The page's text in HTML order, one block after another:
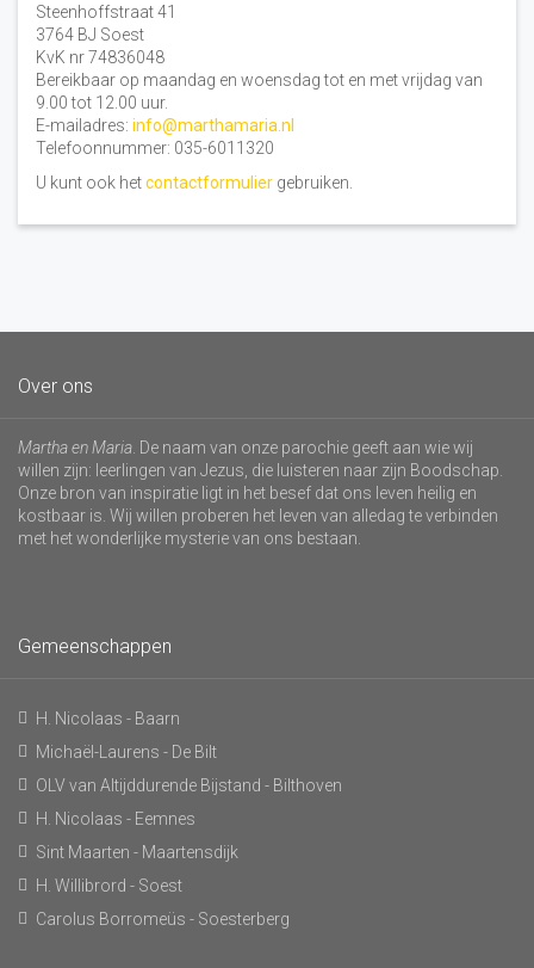
Steenhoffstraat 41
3764 BJ Soest
KvK nr 74836048
Bereikbaar op maandag en woensdag tot en met vrijdag van
9.00 tot 12.00 uur.
E-mailadres: info@marthamaria.nl
Telefoonnummer: 035-6011320
U kunt ook hetcontactformulier gebruiken.
Over ons
Martha en Maria . De naam van onze parochie geeft aan wie wij
willen zijn: leerlingen van Jezus, die luisteren naar zijn Boodschap.
Onze bron van inspiratie ligt in het besef dat ons leven heilig en
kostbaar is. Wij willen proberen het leven van alledag te verbinden
met het wonderlijke mysterie van ons bestaan.
Gemeenschappen
H. Nicolaas - Baarn
Michaël-Laurens - De Bilt
OLV van Altijddurende Bijstand - Bilthoven
H. Nicolaas - Eemnes
Sint Maarten - Maartensdijk
H. Willibrord - Soest
Carolus Borromeüs - Soesterberg